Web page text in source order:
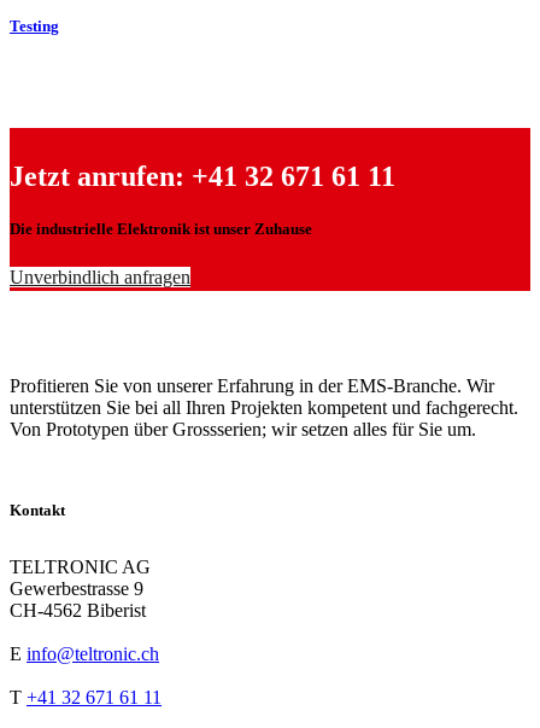
Testing
Jetzt anrufen: +41 32 671 61 11
Die industrielle Elektronik ist unser Zuhause
Unverbindlich anfragen
Profitieren Sie von unserer Erfahrung in der EMS-Branche. Wir
unterstützen Sie bei all Ihren Projekten kompetent und fachgerecht.
Von Prototypen über Grossserien; wir setzen alles für Sie um.
Kontakt
TELTRONIC AG
Gewerbestrasse 9
CH-4562 Biberist
E info@teltronic.ch
T +41 32 671 61 11